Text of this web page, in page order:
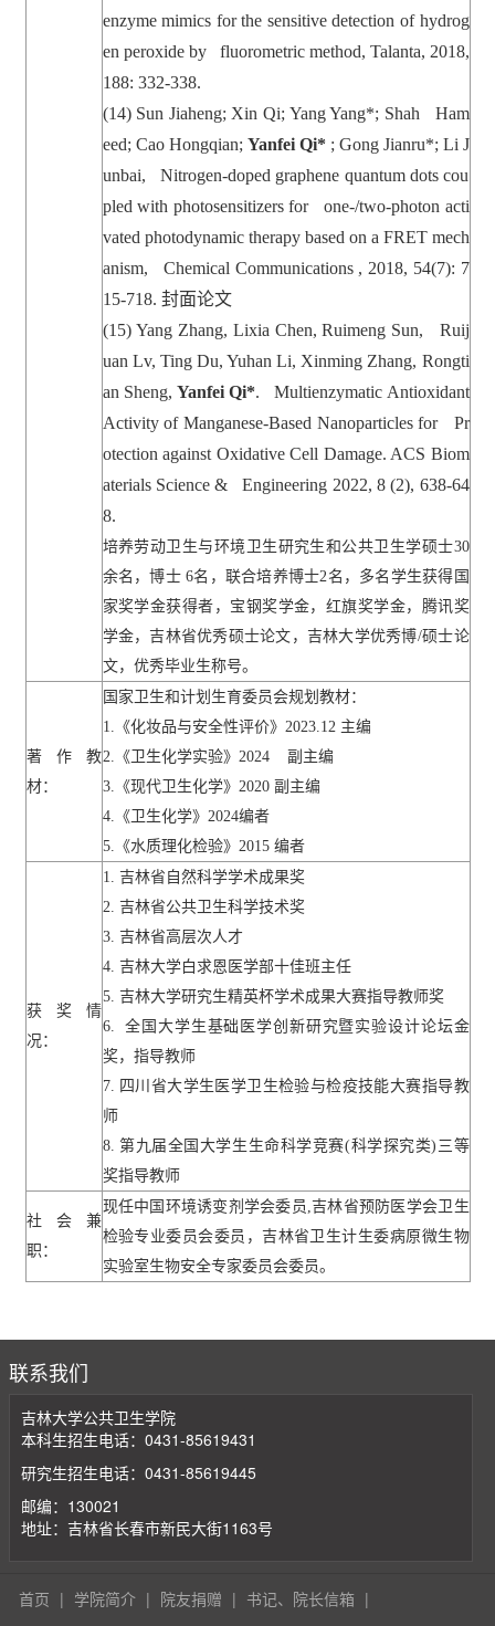
enzyme mimics for the sensitive detection of hydrog
en peroxide by fluorometric method, Talanta, 2018,
188: 332-338.
(14) Sun Jiaheng; Xin Qi; Yang Yang*; Shah Ham
eed; Cao Hongqian; Yanfei Qi* ; Gong Jianru*; Li J
unbai, Nitrogen-doped graphene quantum dots cou
pled with photosensitizers for one-/two-photon acti
vated photodynamic therapy based on a FRET mech
anism, Chemical Communications , 2018, 54(7): 7
15-718. 封面论文
(15) Yang Zhang, Lixia Chen, Ruimeng Sun, Ruij
uan Lv, Ting Du, Yuhan Li, Xinming Zhang, Rongti
an Sheng,Yanfei Qi*. Multienzymatic Antioxidant
Activity of Manganese-Based Nanoparticles for Pr
otection against Oxidative Cell Damage. ACS Biom
aterials Science & Engineering 2022, 8 (2), 638-64
8.
培养劳动卫生与环境卫生研究生和公共卫生学硕士30
余名，博士6名，联合培养博士2 名，多名学生获得国
家奖学金获得者，宝钢奖学金，红旗奖学金，腾讯奖
学金，吉林省优秀硕士论文，吉林大学优秀博/硕士论
文，优秀毕业生称号。
著作教
材：
国家卫生和计划生育委员会规划教材：
1.
《化妆品与安全性评价》 2023.12 主编
2.
《卫生化学实验》 2024 副主编
3.
《现代卫生化学》 2020 副主编
4.
《卫生化学》 2024编者
5.
《水质理化检验》 2015 编者
获奖情
况：
1. 吉林省自然科学学术成果奖
2. 吉林省公共卫生科学技术奖
3. 吉林省高层次人才
4. 吉林大学白求恩医学部十佳班主任
5. 吉林大学研究生精英杯学术成果大赛指导教师奖
6.全国大学生基础医学创新研究暨实验设计论坛金
奖，指导教师
7.
四川省大学生医学卫生检验与检疫技能大赛指导教
师
8.第九届全国大学生生命科学竞赛(科学探究类) 三等
奖指导教师
社会兼
职：
现任中国环境诱变剂学会委员 吉林省预防医学会卫生
检验专业委员会委员，吉林省卫生计生委病原微生物
实验室生物安全专家委员会委员。
联系我们
吉林大学公共卫生学院
本科生招生电话：0431-85619431
研究生招生电话：0431-85619445
邮编：130021
地址：吉林省长春市新民大街1163号
首页 | 学院简介 | 院友捐赠 | 书记、院长信箱 |